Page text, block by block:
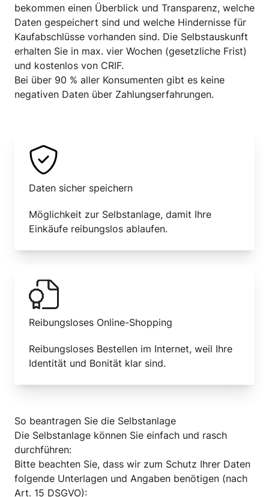
bekommen einen Überblick und Transparenz, welche
Daten gespeichert sind und welche Hindernisse für
Kaufabschlüsse vorhanden sind. Die Selbstauskunft
erhalten Sie in max. vier Wochen (gesetzliche Frist)
und kostenlos von CRIF.
Bei über 90 % aller Konsumenten gibt es keine
negativen Daten über Zahlungserfahrungen.
Daten sicher speichern
Möglichkeit zur Selbstanlage, damit Ihre
Einkäufe reibungslos ablaufen.
Reibungsloses Online-Shopping
Reibungsloses Bestellen im Internet, weil Ihre
Identität und Bonität klar sind.
So beantragen Sie die Selbstanlage
Die Selbstanlage können Sie einfach und rasch
durchführen:
Bitte beachten Sie, dass wir zum Schutz Ihrer Daten
folgende Unterlagen und Angaben benötigen (nach
Art. 15 DSGVO):